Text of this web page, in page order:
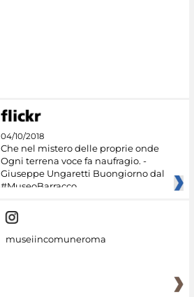
04/10/2018
Che nel mistero delle proprie onde
Ogni terrena voce fa naufragio. -
Giuseppe Ungaretti Buongiorno dal
#MuseoBarracco
museiincomuneroma